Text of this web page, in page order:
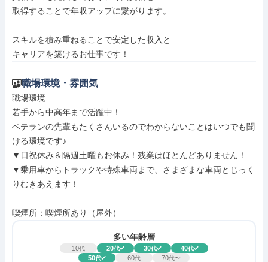
取得することで年収アップに繋がります。
スキルを積み重ねることで安定した収入と
キャリアを築けるお仕事です！
職場環境・雰囲気
職場環境
若手から中高年まで活躍中！
ベテランの先輩もたくさんいるのでわからないことはいつでも聞
ける環境です♪
▼日祝休み＆隔週土曜もお休み！残業はほとんどありません！
▼乗用車からトラックや特殊車両まで、さまざまな車両とじっく
りむきあえます！
喫煙所：喫煙所あり（屋外）
多い年齢層
10代 20代 30代 40代
50代 60代 70代〜